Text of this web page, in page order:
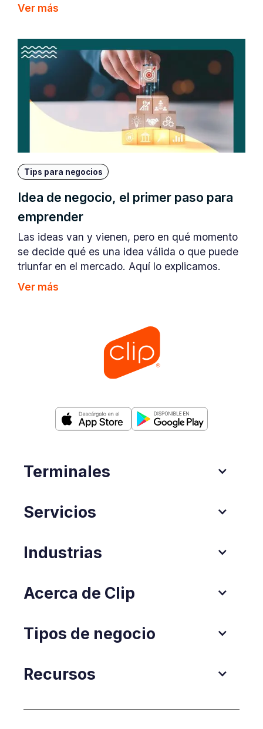
Ver más
Tips para negocios
Idea de negocio, el primer paso para
emprender
Las ideas van y vienen, pero en qué momento
se decide qué es una idea válida o que puede
triunfar en el mercado. Aquí lo explicamos.
Ver más
Terminales
Servicios
Industrias
Acerca de Clip
Tipos de negocio
Recursos